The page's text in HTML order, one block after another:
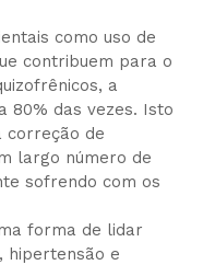
como uso de
contribuem para o
a
80% das vezes. Isto
correção de
largo número de
sofrendo com os
forma de lidar
hipertensão e